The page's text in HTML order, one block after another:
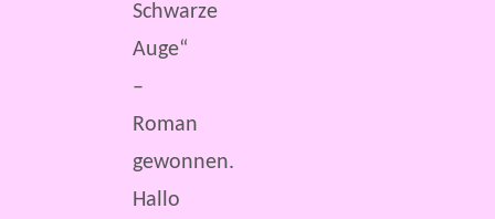
Schwarze
Auge“
–
Roman
gewonnen.
Hallo